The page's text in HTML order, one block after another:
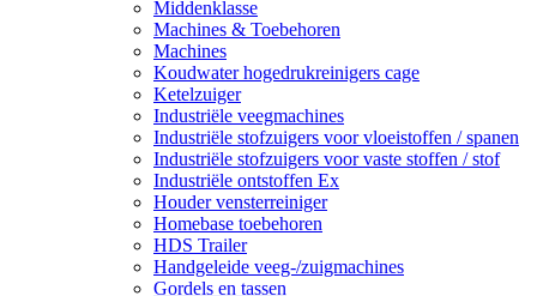
Middenklasse
Machines & Toebehoren
Machines
Koudwater hogedrukreinigers cage
Ketelzuiger
Industriële veegmachines
Industriële stofzuigers voor vloeistoffen / spanen
Industriële stofzuigers voor vaste stoffen / stof
Industriële ontstoffen Ex
Houder vensterreiniger
Homebase toebehoren
HDS Trailer
Handgeleide veeg-/zuigmachines
Gordels en tassen